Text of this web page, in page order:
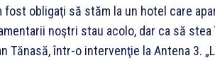
fost obligaţi să stăm la un hotel care
noştri stau acolo, dar ca să
Tănasă, într-o intervenţie la Antena 3.